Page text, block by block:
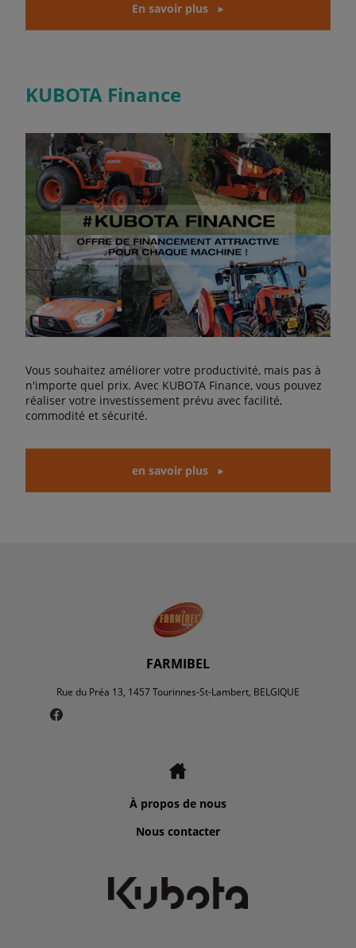
En savoir plus
KUBOTA Finance
Vous souhaitez améliorer votre productivité, mais pas à
n'importe quel prix. Avec KUBOTA Finance, vous pouvez
réaliser votre investissement prévu avec facilité,
commodité et sécurité.
en savoir plus
FARMIBEL
Rue du Préa 13, 1457 Tourinnes-St-Lambert, BELGIQUE
À propos de nous
Nous contacter